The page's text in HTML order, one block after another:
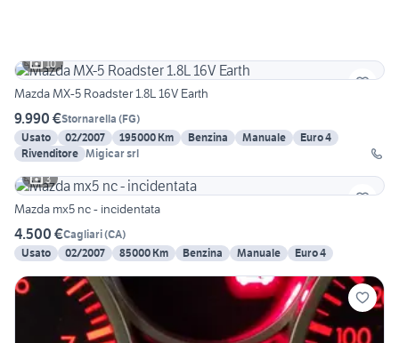
10
Mazda MX-5 Roadster 1.8L 16V Earth
9.990 €Stornarella (FG)
Usato
02/2007 195000 Km Benzina Manuale
Euro 4
Rivenditore Migicar srl
3
Mazda mx5 nc - incidentata
4.500 €Cagliari(CA)
Usato
02/2007 85000 Km Benzina Manuale Euro 4